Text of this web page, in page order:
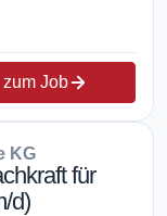
zum Job
KG
für
d)